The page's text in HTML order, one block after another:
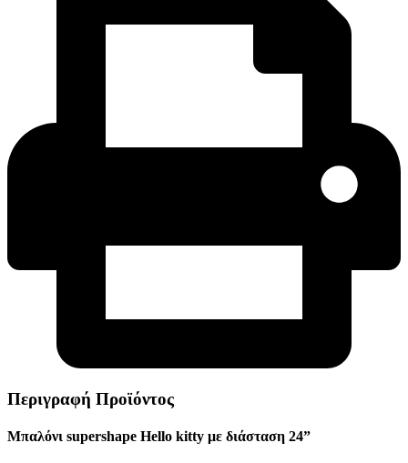
Περιγραφή Προϊόντος
Μπαλόνι supershape Hello kitty με διάσταση 24”